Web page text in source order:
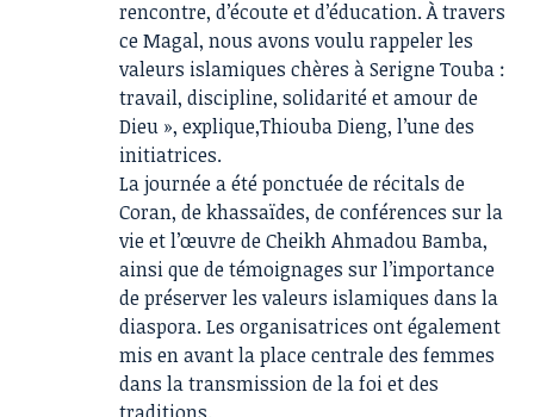
rencontre, d’écoute et d’éducation. À travers
ce Magal, nous avons voulu rappeler les
valeurs islamiques chères à Serigne Touba :
travail, discipline, solidarité et amour de
Dieu », explique,Thiouba Dieng, l’une des
initiatrices.
La journée a été ponctuée de récitals de
Coran, dekhassaïdes, de conférences sur la
vie et l’œuvre de Cheikh Ahmadou Bamba,
ainsi que de témoignages sur l’importance
de préserver les valeurs islamiques dans la
diaspora. Les organisatrices ont également
mis en avant la place centrale des femmes
dans la transmission de la foi et des